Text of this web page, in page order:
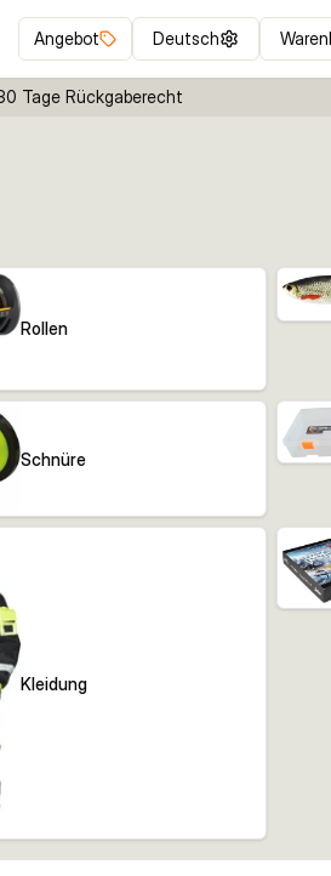
Angebot Deutsch
Tage Rückgaberecht
Rollen
Schnüre
Kleidung